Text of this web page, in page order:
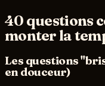
40 questions
monter la
Les questions
en douceur)